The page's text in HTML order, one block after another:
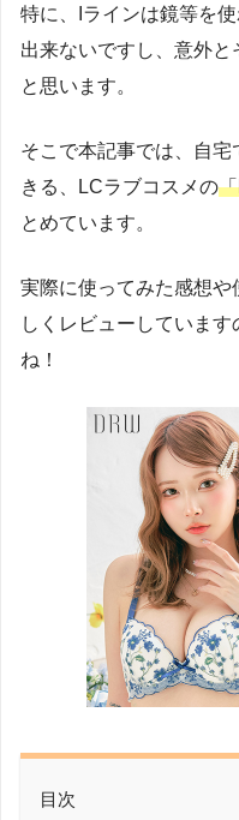
特に、Iラインは鏡等を
出来ないですし、意外
と思います。
そこで本記事では、自
きる、LCラブコスメの
とめています。
実際に使ってみた感想
しくレビューしていま
ね！
目次